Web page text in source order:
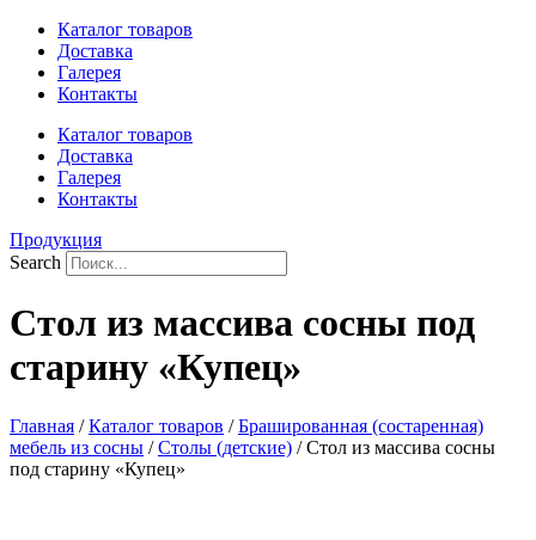
Каталог товаров
Доставка
Галерея
Контакты
Каталог товаров
Доставка
Галерея
Контакты
Продукция
Search
Стол из массива сосны под
старину «Купец»
Главная /Каталог товаров /Брашированная (состаренная)
мебель из сосны /Столы (детские) / Стол из массива сосны
под старину «Купец»